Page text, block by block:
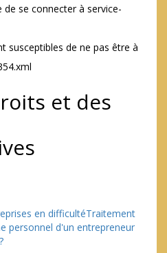
se connecter à service-
susceptibles de ne pas être à
et des
en difficultéTraitement
personnel d'un entrepreneur